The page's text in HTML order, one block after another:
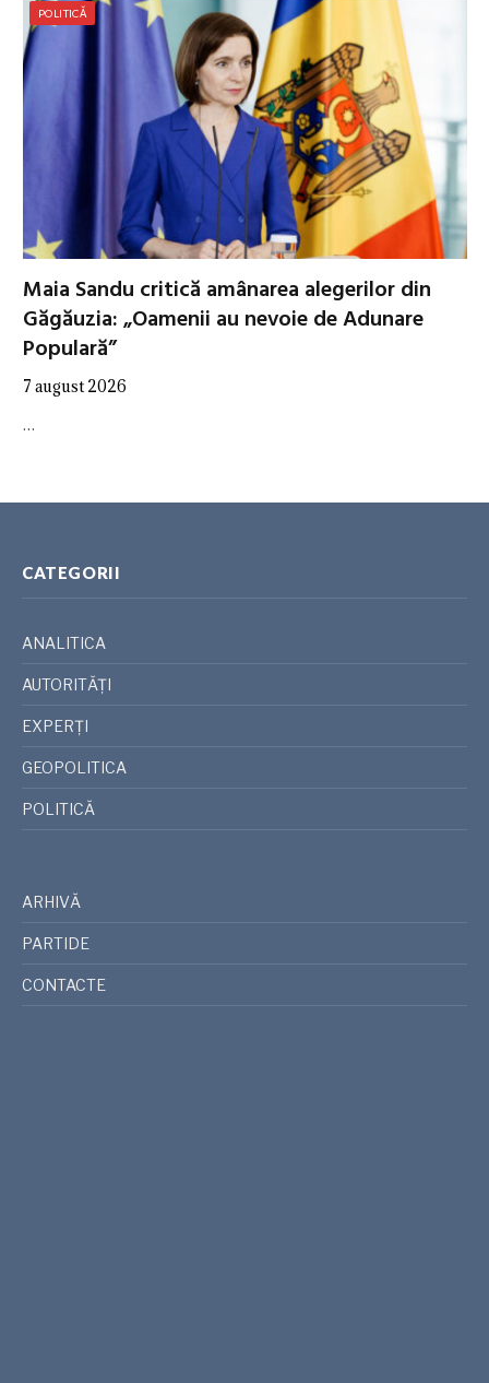
POLITICĂ
Maia Sandu critică amânarea alegerilor din
Găgăuzia: „Oamenii au nevoie de Adunare
Populară”
7 august 2026
…
CATEGORII
ANALITICA
AUTORITĂȚI
EXPERȚI
GEOPOLITICA
POLITICĂ
ARHIVĂ
PARTIDE
CONTACTE